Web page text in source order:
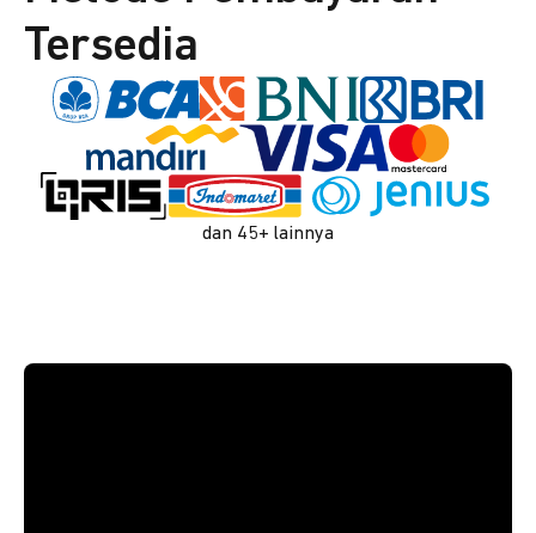
Tersedia
dan 45+ lainnya